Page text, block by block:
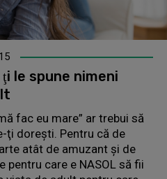
le spune nimeni
fac eu mare” ar trebui să
ţi doreşti. Pentru că de
atât de amuzant şi de
care e NASOL să fii